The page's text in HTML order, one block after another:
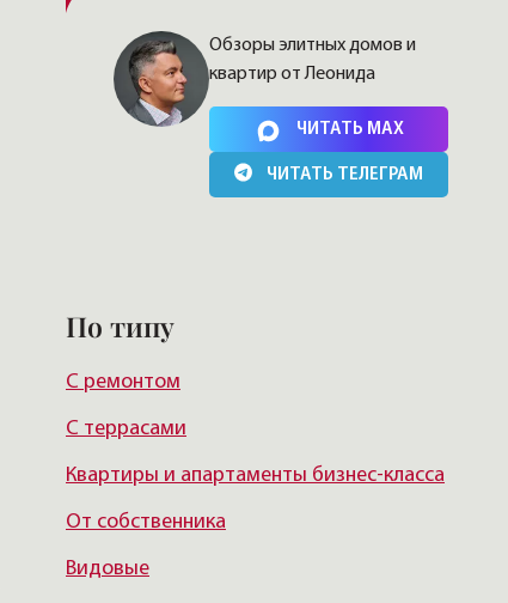
Нажимая на кнопку, Вы соглашаетесь cполитикой
Обзоры элитных домов и
квартир от Леонида
ЧИТАТЬ MAX
ЧИТАТЬ ТЕЛЕГРАМ
По типу
С ремонтом
С террасами
Квартиры и апартаменты бизнес-класса
От собственника
Видовые